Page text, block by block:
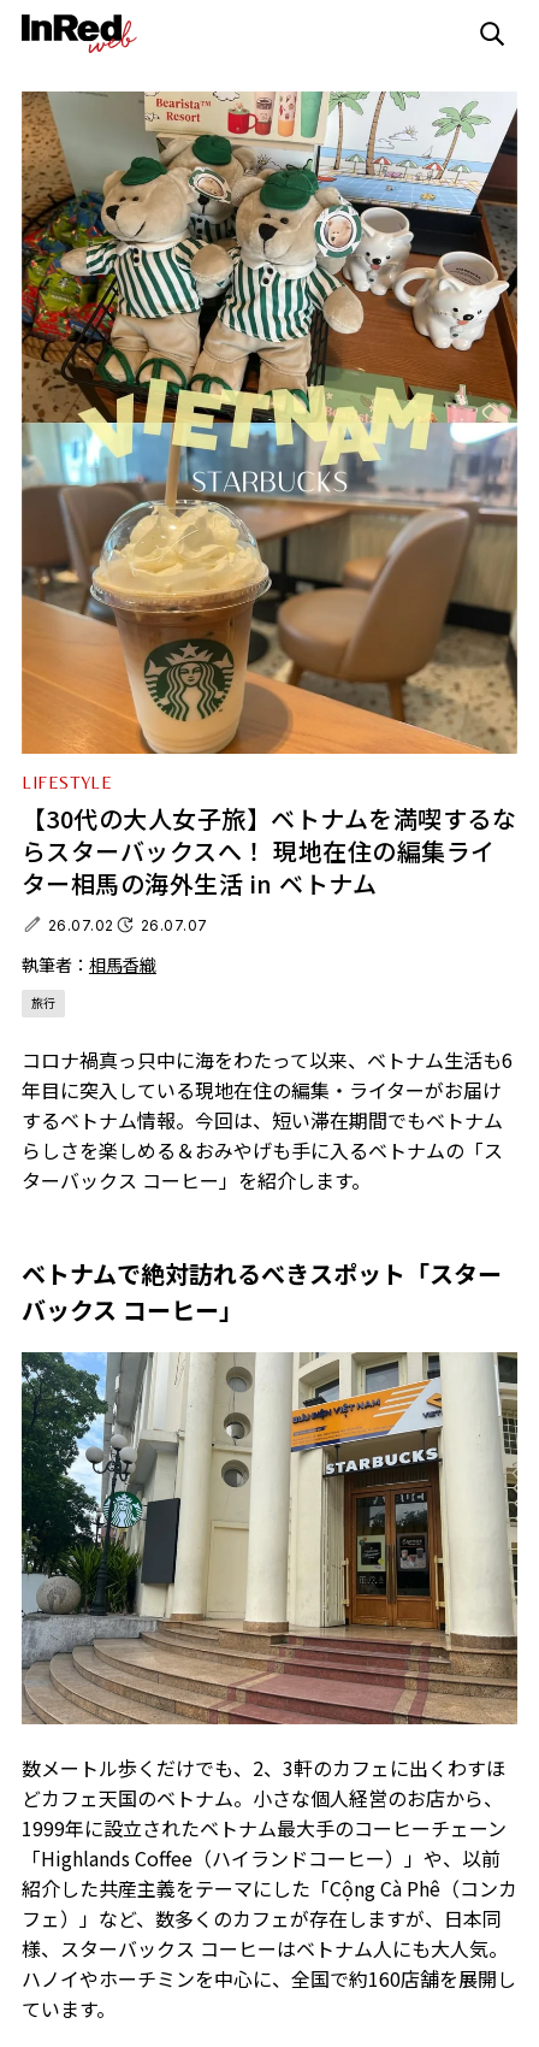
LIFESTYLE
【30代の大人女子旅】ベトナムを満喫するな
らスターバックスへ！ 現地在住の編集ライ
ター相馬の海外生活 in ベトナム
26.07.02 26.07.07
執筆者： 相馬香織
旅行
コロナ禍真っ只中に海をわたって以来、ベトナム生活も6
年目に突入している現地在住の編集・ライターがお届け
するベトナム情報。今回は、短い滞在期間でもベトナム
らしさを楽しめる＆おみやげも手に入るベトナムの「ス
ターバックス コーヒー」を紹介します。
ベトナムで絶対訪れるべきスポット「スター
バックス コーヒー」
数メートル歩くだけでも、2、3軒のカフェに出くわすほ
どカフェ天国のベトナム。小さな個人経営のお店から、
1999年に設立されたベトナム最大手のコーヒーチェーン
「Highlands Coffee（ハイランドコーヒー）」や、以前
紹介した共産主義をテーマにした「Cộng Cà Phê（コンカ
フェ）」など、数多くのカフェが存在しますが、日本同
様、スターバックス コーヒーはベトナム人にも大人気。
ハノイやホーチミンを中心に、全国で約160店舗を展開し
ています。